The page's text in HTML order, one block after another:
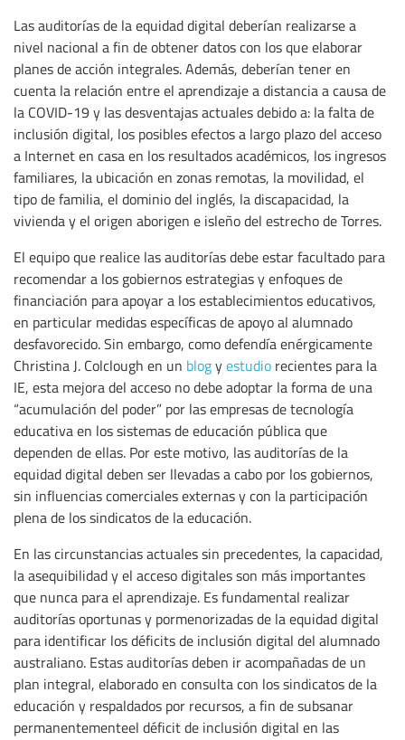
Las auditorías de la equidad digital deberían realizarse a
nivel nacional a fin de obtener datos con los que elaborar
planes de acción integrales. Además, deberían tener en
cuenta la relación entre el aprendizaje a distancia a causa de
la COVID-19 y las desventajas actuales debido a: la falta de
inclusión digital, los posibles efectos a largo plazo del acceso
a Internet en casa en los resultados académicos, los ingresos
familiares, la ubicación en zonas remotas, la movilidad, el
tipo de familia, el dominio del inglés, la discapacidad, la
vivienda y el origen aborigen e isleño del estrecho de Torres.
El equipo que realice las auditorías debe estar facultado para
recomendar a los gobiernos estrategias y enfoques de
financiación para apoyar a los establecimientos educativos,
en particular medidas específicas de apoyo al alumnado
desfavorecido. Sin embargo, como defendía enérgicamente
Christina J. Colclough en un blogyestudio recientes para la
IE, esta mejora del acceso no debe adoptar la forma de una
“acumulación del poder” por las empresas de tecnología
educativa en los sistemas de educación pública que
dependen de ellas. Por este motivo, las auditorías de la
equidad digital deben ser llevadas a cabo por los gobiernos,
sin influencias comerciales externas y con la participación
plena de los sindicatos de la educación.
En las circunstancias actuales sin precedentes, la capacidad,
la asequibilidad y el acceso digitales son más importantes
que nunca para el aprendizaje. Es fundamental realizar
auditorías oportunas y pormenorizadas de la equidad digital
para identificar los déficits de inclusión digital del alumnado
australiano. Estas auditorías deben ir acompañadas de un
plan integral, elaborado en consulta con los sindicatos de la
educación y respaldados por recursos, a fin de subsanar
permanentementeel déficit de inclusión digital en las